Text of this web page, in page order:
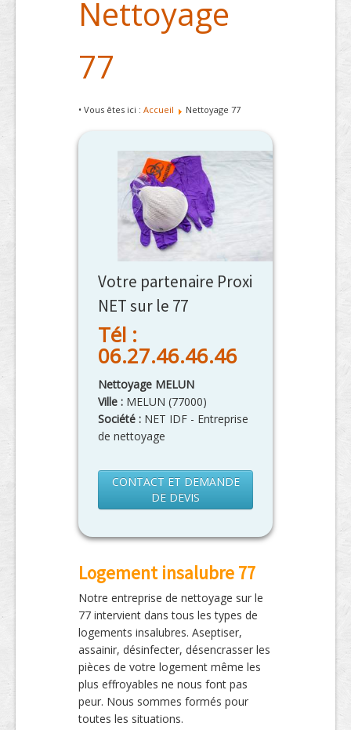
Nettoyage
77
• Vous êtes ici : Accueil Nettoyage 77
Votre partenaire Proxi
NET sur le 77
Tél :
06.27.46.46.46
Nettoyage MELUN
Ville : MELUN (77000)
Société : NET IDF - Entreprise
de nettoyage
CONTACT ET DEMANDE
DE DEVIS
Logement insalubre 77
Notre entreprise de nettoyage sur le
77 intervient dans tous les types de
logements insalubres. Aseptiser,
assainir, désinfecter, désencrasser les
pièces de votre logement même les
plus effroyables ne nous font pas
peur. Nous sommes formés pour
toutes les situations.